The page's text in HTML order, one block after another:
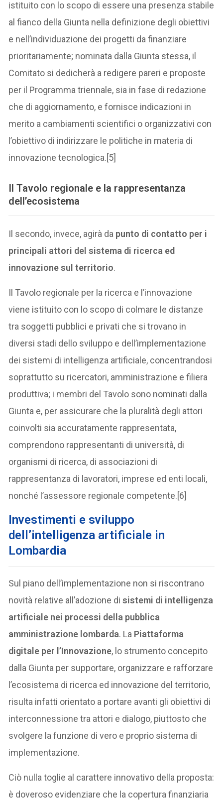
istituito con lo scopo di essere una presenza stabile
al fianco della Giunta nella definizione degli obiettivi
e nell’individuazione dei progetti da finanziare
prioritariamente; nominata dalla Giunta stessa, il
Comitato si dedicherà a redigere pareri e proposte
per il Programma triennale, sia in fase di redazione
che di aggiornamento, e fornisce indicazioni in
merito a cambiamenti scientifici o organizzativi con
l’obiettivo di indirizzare le politiche in materia di
innovazione tecnologica.[5]
Il Tavolo regionale e la rappresentanza
dell’ecosistema
Il secondo, invece, agirà da punto di contatto per i
principali attori del sistema di ricerca ed
innovazione sul territorio.
Il Tavolo regionale per la ricerca e l’innovazione
viene istituito con lo scopo di colmare le distanze
tra soggetti pubblici e privati che si trovano in
diversi stadi dello sviluppo e dell’implementazione
dei sistemi di intelligenza artificiale, concentrandosi
soprattutto su ricercatori, amministrazione e filiera
produttiva; i membri del Tavolo sono nominati dalla
Giunta e, per assicurare che la pluralità degli attori
coinvolti sia accuratamente rappresentata,
comprendono rappresentanti di università, di
organismi di ricerca, di associazioni di
rappresentanza di lavoratori, imprese ed enti locali,
nonché l’assessore regionale competente.[6]
Investimenti e sviluppo
dell’intelligenza artificiale in
Lombardia
Sul piano dell’implementazione non si riscontrano
novità relative all’adozione disistemi di intelligenza
artificiale nei processi della pubblica
amministrazione lombarda. La Piattaforma
digitale per l’Innovazione, lo strumento concepito
dalla Giunta per supportare, organizzare e rafforzare
l’ecosistema di ricerca ed innovazione del territorio,
risulta infatti orientato a portare avanti gli obiettivi di
interconnessione tra attori e dialogo, piuttosto che
svolgere la funzione di vero e proprio sistema di
implementazione.
Ciò nulla toglie al carattere innovativo della proposta:
è doveroso evidenziare che la copertura finanziaria